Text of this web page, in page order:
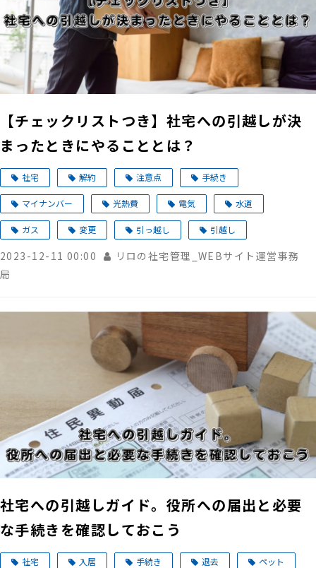
【チェックリストつき】社宅への引越しが決
まったときにやることとは？
社宅 解約 注意点 手続き
マイナンバー 光熱費 電気 水道
ガス 変更 引っ越し 引越し
2023-12-11 00:00
リロの社宅管理_WEBサイト運営事務
局
社宅への引越しガイド。役所への届出と必要
な手続きを確認しておこう
社宅 入居 手続き 退去 ペット